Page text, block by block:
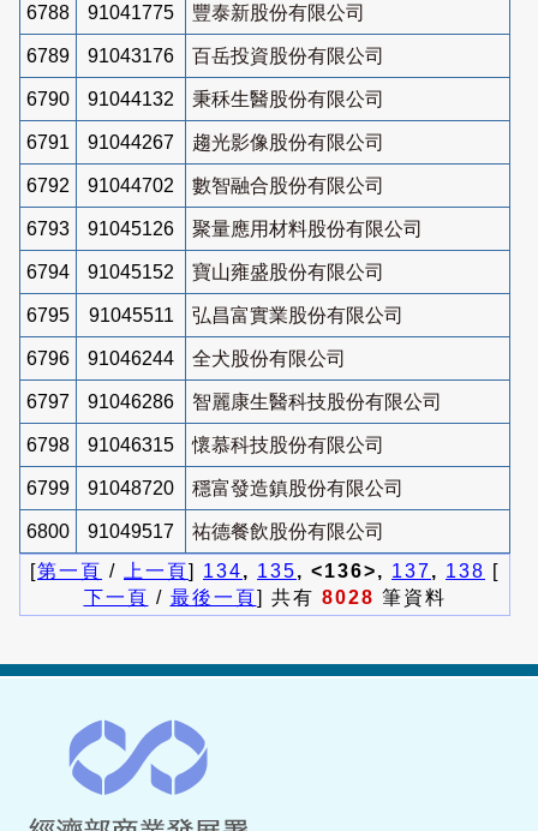
6788 91041775 豐泰新股份有限公司
6789 91043176 百岳投資股份有限公司
6790 91044132 秉秝生醫股份有限公司
6791 91044267 趨光影像股份有限公司
6792 91044702 數智融合股份有限公司
6793 91045126 聚量應用材料股份有限公司
6794 91045152 寶山雍盛股份有限公司
6795 91045511 弘昌富實業股份有限公司
6796 91046244 全犬股份有限公司
6797 91046286 智麗康生醫科技股份有限公司
6798 91046315 懷慕科技股份有限公司
6799 91048720 穩富發造鎮股份有限公司
6800 91049517
祐德餐飲股份有限公司
[第一頁 / 上一頁] 134, 135, <136>, 137, 138 [
下一頁 / 最後一頁] 共有 8028 筆資料